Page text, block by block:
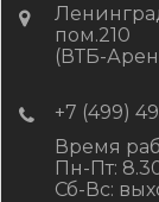
пом.210
(ВТБ-
+7 (499)
Время
Пн-Пт: 8.30
Сб-Вс: